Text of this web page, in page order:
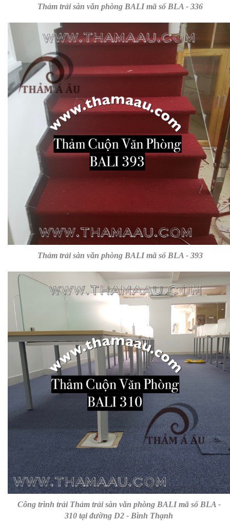
Thảm trải sàn văn phòng BALI mã số BLA - 336
Thảm trải sàn văn phòng BALI mã số BLA - 393
Công trình trảiThảm trải sàn văn phòng BALI mã số BLA -
310 tại đường D2 - Bình Thạnh